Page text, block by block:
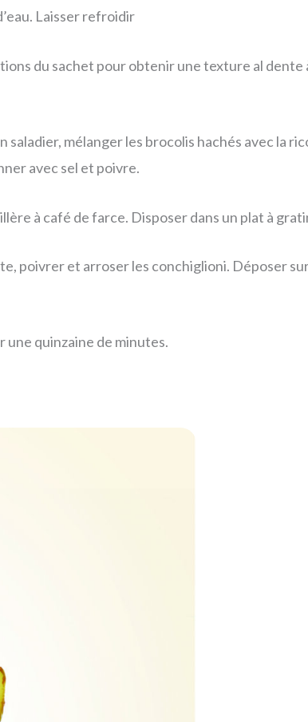
Laisser refroidir
du sachet pour obtenir une texture al
saladier, mélanger les brocolis hachés avec la
avec sel et poivre.
à café de farce. Disposer dans un plat à
poivrer et arroser les conchiglioni. Déposer
une quinzaine de minutes.